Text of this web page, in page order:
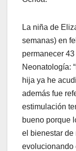
La niña de
semanas) en
permanecer
Neonatología:
hija ya he
además fue
estimulación
bueno porque
el bienestar de
evolucionando